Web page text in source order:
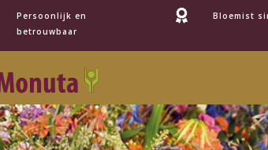
Persoonlijk en
betrouwbaar
 Bloemist